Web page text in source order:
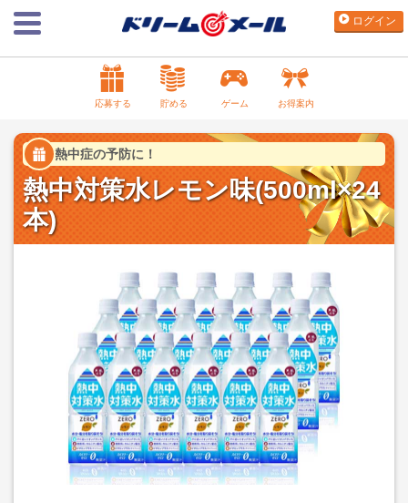
ログイン
応募する 貯める ゲーム お得案内
熱中症の予防に！
熱中対策水レモン味(500ml×24
本)